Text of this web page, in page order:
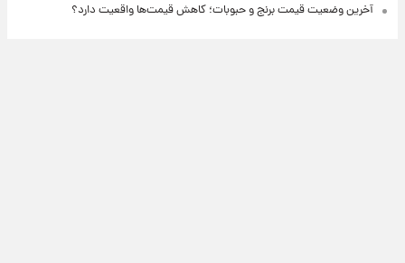
آخرین وضعیت قیمت برنج و حبوبات؛ کاهش قیمت‌ها واقعیت دارد؟